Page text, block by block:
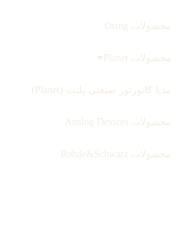
محصولات Oring
محصولات Planet
مدیا کانورتور صنعتی پلنت (Planet)
محصولات Analog Devices
محصولات Rohde&Schwarz